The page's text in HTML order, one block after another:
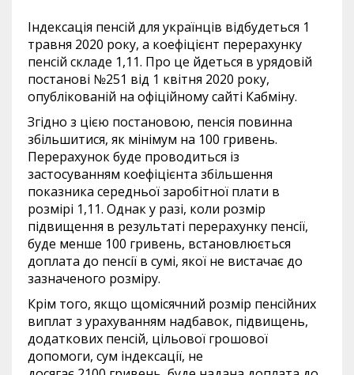
Індексація пенсій для українців відбудеться 1
травня 2020 року, а коефіцієнт перерахунку
пенсій складе 1,11. Про це йдеться в урядовій
постанові №251 від 1 квітня 2020 року,
опублікованій на офіційному сайті Кабміну.
Згідно з цією постановою, пенсія повинна
збільшитися, як мінімум на 100 гривень.
Перерахунок буде проводиться із
застосуванням коефіцієнта збільшення
показника середньої заробітної плати в
розмірі 1,11. Однак у разі, коли розмір
підвищення в результаті перерахунку пенсії,
буде менше 100 гривень, встановлюється
доплата до пенсії в сумі, якої не вистачає до
зазначеного розміру.
Крім того, якщо щомісячний розмір пенсійних
виплат з урахуванням надбавок, підвищень,
додаткових пенсій, цільової грошової
допомоги, сум індексації, не